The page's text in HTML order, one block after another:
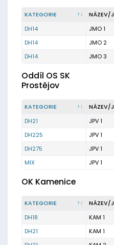
KATEGORIE
NÁZEV/
DH14
JMO 1
DH14
JMO 2
DH14
JMO 3
Oddíl OS SK
Prostějov
KATEGORIE
NÁZEV/
DH21
JPV 1
DH225
JPV 1
DH275
JPV 1
MIX
JPV 1
OK Kamenice
KATEGORIE
NÁZEV/
DH18
KAM 1
DH21
KAM 1